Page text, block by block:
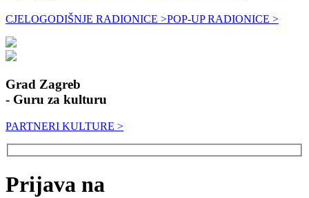
CJELOGODIŠNJE RADIONICE >POP-UP RADIONICE >
Grad Zagreb
- Guru za kulturu
PARTNERI KULTURE >
Prijava na